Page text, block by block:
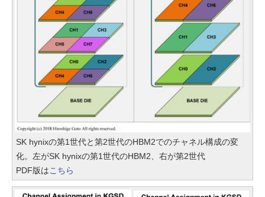
SK hynixの第1世代と第2世代のHBM2でのチャネル構成の変
化。左がSK hynixの第1世代のHBM2、右が第2世代
PDF版はこちら